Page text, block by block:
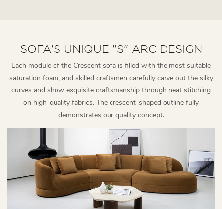
SOFA'S UNIQUE "S" ARC DESIGN
Each module of the Crescent sofa is filled with the most suitable
saturation foam, and skilled craftsmen carefully carve out the silky
curves and show exquisite craftsmanship through neat stitching
on high-quality fabrics. The crescent-shaped outline fully
demonstrates our quality concept.